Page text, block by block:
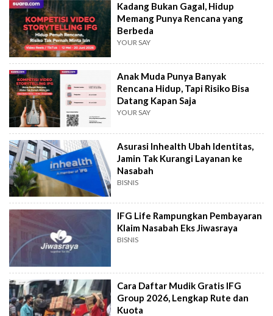
Kadang Bukan Gagal, Hidup
Memang Punya Rencana yang
Berbeda
YOUR SAY
Anak Muda Punya Banyak
Rencana Hidup, Tapi Risiko Bisa
Datang Kapan Saja
YOUR SAY
Asurasi Inhealth Ubah Identitas,
Jamin Tak Kurangi Layanan ke
Nasabah
BISNIS
IFG Life Rampungkan Pembayaran
Klaim Nasabah Eks Jiwasraya
BISNIS
Cara Daftar Mudik Gratis IFG
Group 2026, Lengkap Rute dan
Kuota